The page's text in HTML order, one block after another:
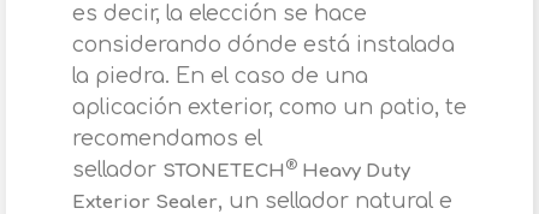
es decir, la elección se hace
considerando dónde está instalada
la piedra. En el caso de una
aplicación exterior, como un patio, te
recomendamos el
sellador STONETECH ® Heavy Duty
Exterior Sealer, un sellador natural e